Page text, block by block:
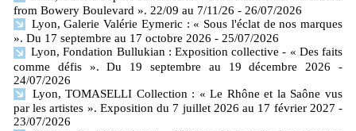
from Bowery Boulevard ». 22/09 au 7/11/26 - 26/07/2026
Lyon, Galerie Valérie Eymeric : « Sous l'éclat de nos marques
». Du 17 septembre au 17 octobre 2026 - 25/07/2026
Lyon, Fondation Bullukian : Exposition collective - « Des faits
comme défis ». Du 19 septembre au 19 décembre 2026
-
24/07/2026
Lyon, TOMASELLI Collection : « Le Rhône et la Saône vus
par les artistes ». Exposition du 7 juillet 2026 au 17 février 2027 -
23/07/2026